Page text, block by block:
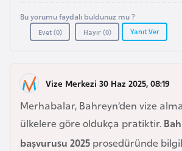
Bu yorumu faydalı buldunuz mu ?
Evet (0) Hayır (0) Yanıt Ver
Vize Merkezi 30 Haz 2025, 08:19
Merhabalar, Bahreyn’den vize
ülkelere göre oldukça pratiktir.
başvurusu 2025 prosedüründe
z
e
b
a
y
c
a